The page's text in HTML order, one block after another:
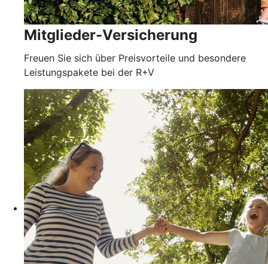
Mitglieder-Versicherung
Freuen Sie sich über Preisvorteile und besondere
Leistungspakete bei der R+V